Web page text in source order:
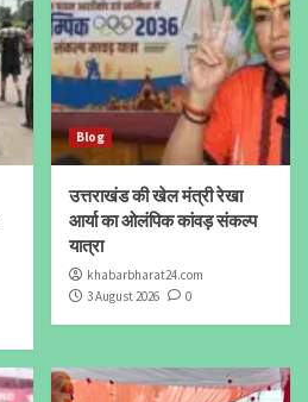
Blog
उत्तराखंड की खेल मंत्री रेखा
आर्या का ओलंपिक कांवड़ संकल्प
यात्रा
khabarbharat24.com
3 August 2026
0